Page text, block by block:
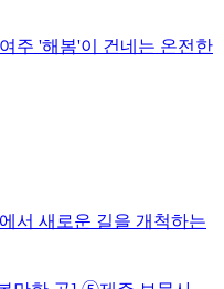
주 '해봄'이 건네는 온전한
서 새로운 길을 개척하는